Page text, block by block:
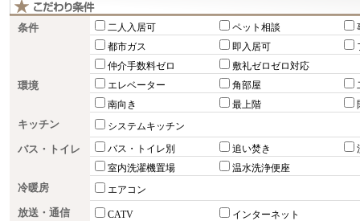
条件 二人入居可 ペット相談
都市ガス
即入居可
仲介手数料ゼロ
敷礼ゼロゼロ対応
環境 エレベーター 角部屋
南向き
最上階
キッチン システムキッチン
バス・トイレ バス・トイレ別 追い焚き
室内洗濯機置場
温水洗浄便座
冷暖房 エアコン
放送・通信 CATV インターネット